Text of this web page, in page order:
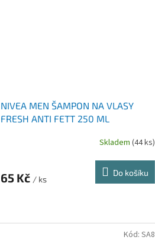
NIVEA MEN ŠAMPON NA VLASY
FRESH ANTI FETT 250 ML
Skladem (44 ks)
65 Kč / ks
Do košíku
Kód: SA8